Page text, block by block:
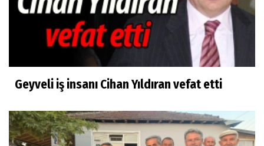
Geyveli iş insanı Cihan Yıldıran vefat etti